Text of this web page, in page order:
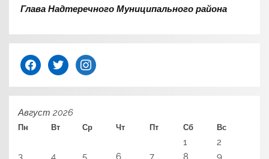
Глава Надтеречного Муниципального района
facebooktwitter instagram
Август 2026
Пн Вт Ср Чт Пт Сб Вс
1
2
3
4 5 6 7 8
9